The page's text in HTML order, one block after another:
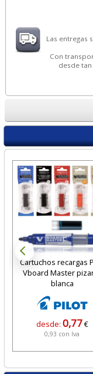
Las entregas
Con
desde
Cartuchos recargas
Vboard Master
blanca
desde: 0,77€
0,93 con Iva